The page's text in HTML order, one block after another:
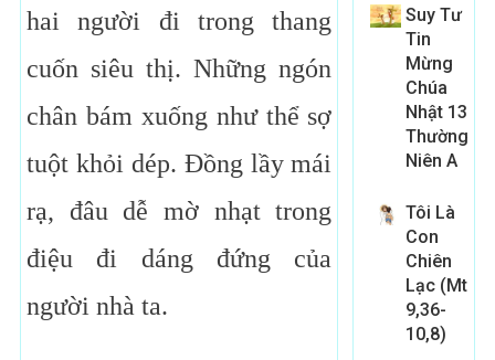
hai người đi trong thang
cuốn siêu thị. Những ngón
chân bám xuống như thể sợ
tuột khỏi dép. Đồng lầy mái
rạ, đâu dễ mờ nhạt trong
điệu đi dáng đứng của
người nhà ta.
Suy Tư
Tin
Mừng
Chúa
Nhật 13
Thường
Niên A
Tôi Là
Con
Chiên
Lạc (Mt
9,36-
10,8)